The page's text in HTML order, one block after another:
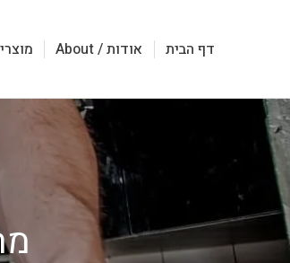
דף הבית אודות / About